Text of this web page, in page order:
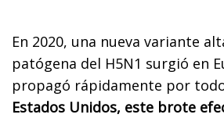
En 2020, una nueva variante
patógena del H5N1 surgió en
propagó rápidamente por
Estados Unidos, este brote